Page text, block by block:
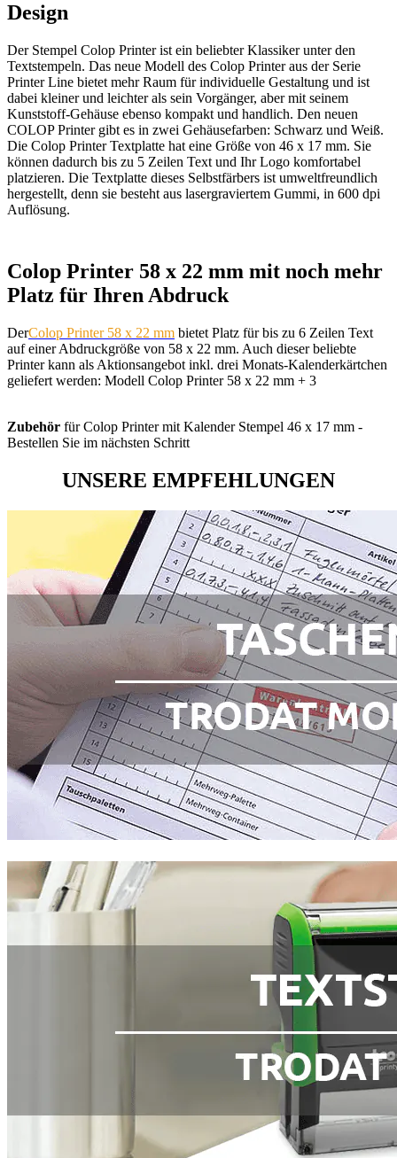
Design
Der Stempel Colop Printer ist ein beliebter Klassiker unter den
Textstempeln. Das neue Modell des Colop Printer aus der Serie
Printer Line bietet mehr Raum für individuelle Gestaltung und ist
dabei kleiner und leichter als sein Vorgänger, aber mit seinem
Kunststoff-Gehäuse ebenso kompakt und handlich. Den neuen
COLOP Printer gibt es in zwei Gehäusefarben: Schwarz und Weiß.
Die Colop Printer Textplatte hat eine Größe von 46 x 17 mm. Sie
können dadurch bis zu 5 Zeilen Text und Ihr Logo komfortabel
platzieren. Die Textplatte dieses Selbstfärbers ist umweltfreundlich
hergestellt, denn sie besteht aus lasergraviertem Gummi, in 600 dpi
Auflösung.
Colop Printer 58 x 22 mm mit noch mehr
Platz für Ihren Abdruck
DerColop Printer 58 x 22 mm bietet Platz für bis zu 6 Zeilen Text
auf einer Abdruckgröße von 58 x 22 mm. Auch dieser beliebte
Printer kann als Aktionsangebot inkl. drei Monats-Kalenderkärtchen
geliefert werden: Modell Colop Printer 58 x 22 mm + 3
Zubehör für Colop Printer mit Kalender Stempel 46 x 17 mm -
Bestellen Sie im nächsten Schritt
UNSERE EMPFEHLUNGEN